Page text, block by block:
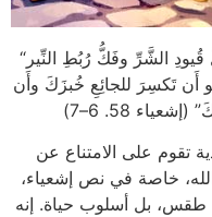
“أَلَيسَ الصَّومُ الَّذي فَضَّلتُه هو هٰذا: حَلُّ قُيودِ الشَّرِّ وفَكُّ رُبُطِ النِّير
أَن تَكسِرَ للجائِعِ خُبزَكَ وأَن
تقوم على الامتناع عن
خاصة في نص إشعياء،
بل أسلوب حياة. إنه